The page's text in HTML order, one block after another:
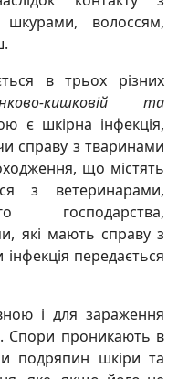
волоссям,
в трьох різних
кишковій та
є шкірна інфекція,
справу з тваринами
що містять
з ветеринарами,
господарства,
які мають справу з
передається
і для зараження
Спори проникають в
подряпин шкіри та